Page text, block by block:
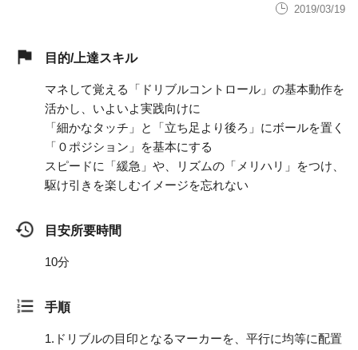
2019/03/19
目的/上達スキル
マネして覚える「ドリブルコントロール」の基本動作を
活かし、いよいよ実践向けに
「細かなタッチ」と「立ち足より後ろ」にボールを置く
「０ポジション」を基本にする
スピードに「緩急」や、リズムの「メリハリ」をつけ、
駆け引きを楽しむイメージを忘れない
目安所要時間
10分
手順
1. ドリブルの目印となるマーカーを、平行に均等に配置